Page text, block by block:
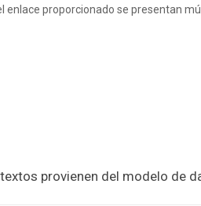
enlace proporcionado se presentan
provienen del modelo de